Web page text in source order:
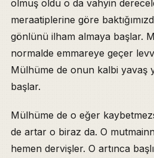
olmuş oldu o da vahyin
meraatiplerine göre
gönlünü ilham almaya başlar.
normalde emmareye geçer
Mülhüme de onun kalbi yavaş
başlar.
Mülhüme de o eğer
de artar o biraz da. O
hemen dervişler. O artınca